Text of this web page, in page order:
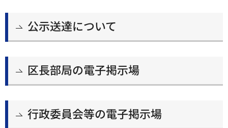
公示送達について
区長部局の電子掲示場
行政委員会等の電子掲示場